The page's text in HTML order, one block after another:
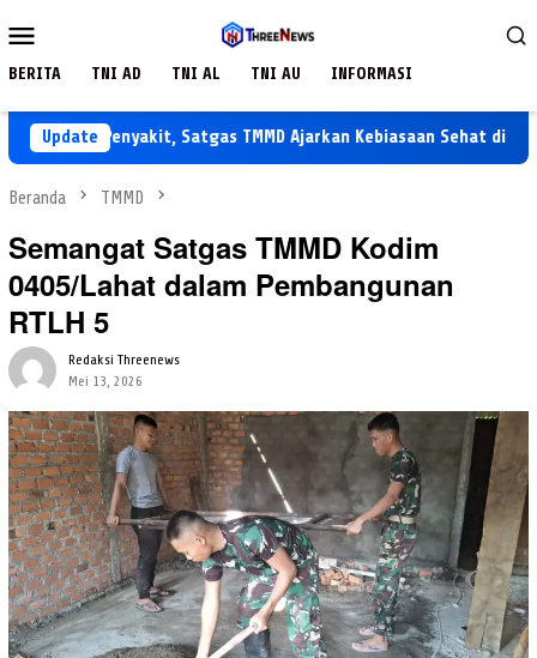
ke
Mobile
BERITA TNI AD TNI AL TNI AU INFORMASI
Update
Penyakit, Satgas TMMD Ajarkan Kebiasaan Sehat di SDN
Beranda TMMD
Semangat Satgas TMMD Kodim
0405/Lahat dalam Pembangunan
RTLH 5
Redaksi Threenews
Mei 13, 2026